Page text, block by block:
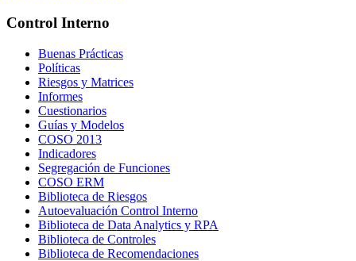
Control Interno
Buenas Prácticas
Políticas
Riesgos y Matrices
Informes
Cuestionarios
Guías y Modelos
COSO 2013
Indicadores
Segregación de Funciones
COSO ERM
Biblioteca de Riesgos
Autoevaluación Control Interno
Biblioteca de Data Analytics y RPA
Biblioteca de Controles
Biblioteca de Recomendaciones